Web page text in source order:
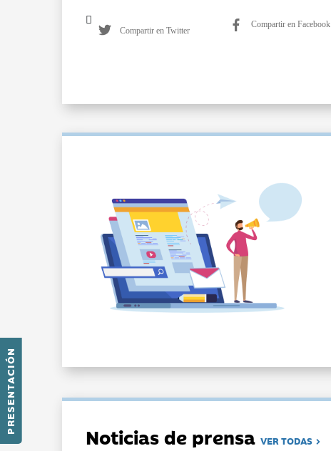
PRESENTACIÓN
Compartir en Twitter
Compartir en Facebook
Noticias de prensaVER TODAS